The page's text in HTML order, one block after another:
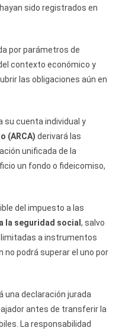
sido registrados en
por parámetros de
contexto económico y
las obligaciones aún en
su cuenta individual y
(ARCA) derivará las
unificada de la
un fondo o fideicomiso,
del impuesto a las
la seguridad social , salvo
limitadas a instrumentos
podrá superar el uno por
una declaración jurada
antes de transferir la
La responsabilidad